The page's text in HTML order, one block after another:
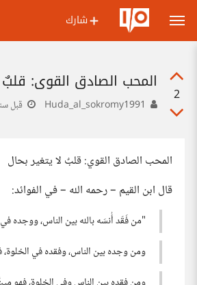
شارك
2
المحب الصادق القوي: قلبٌ
قبل
المحب الصادق القوي: قلبٌ لا يتغير بحال
قال ابن القيم – رحمه الله – في الفوائد:
"من فَقَد أُنسَه بالله بين الناس، ووجده
ومن وجده بين الناس، وفقده في